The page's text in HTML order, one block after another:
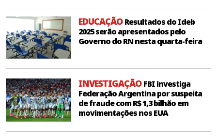
EDUCAÇÃOResultados do Ideb
2025 serão apresentados pelo
Governo do RN nesta quarta-feira
INVESTIGAÇÃOFBI investiga
Federação Argentina por suspeita
de fraude com R$ 1,3 bilhão em
movimentações nos EUA